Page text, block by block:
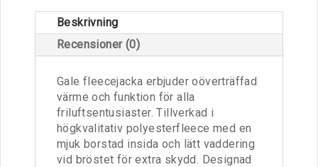
Beskrivning
Recensioner (0)
Gale fleecejacka erbjuder oöverträffad
värme och funktion för alla
friluftsentusiaster. Tillverkad i
högkvalitativ polyesterfleece med en
mjuk borstad insida och lätt vaddering
vid bröstet för extra skydd. Designad